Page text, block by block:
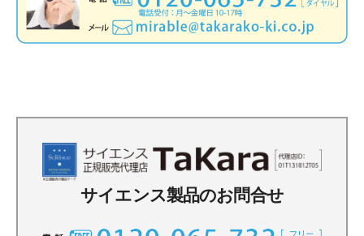
サイエンス製品のお問合せ